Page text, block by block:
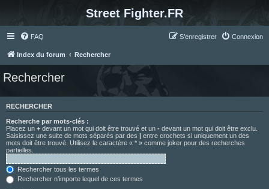
Street Fighter.FR
FAQ Connexion
S’enregistrer
Index du forum Rechercher
Rechercher
RECHERCHER
Recherche par mots-clés :
Placez un + devant un mot qui doit être trouvé et un - devant un mot qui doit être exclu.
Saisissez une suite de mots séparés par des | entre crochets si uniquement un des
mots doit être trouvé. Utilisez le caractère « * » comme joker pour des recherches
partielles.
Rechercher tous les termes
Rechercher n’importe lequel de ces termes